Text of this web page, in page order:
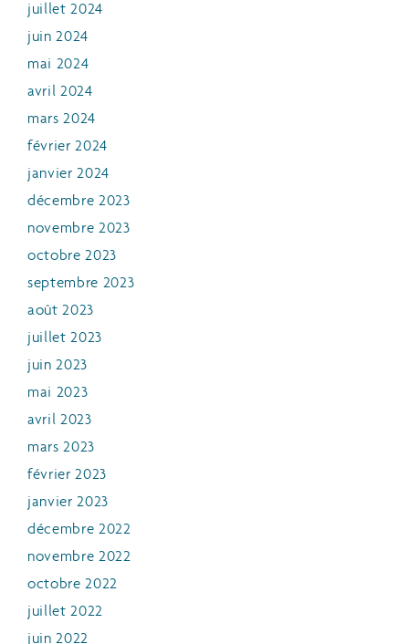
juillet 2024
juin 2024
mai 2024
avril 2024
mars 2024
février 2024
janvier 2024
décembre 2023
novembre 2023
octobre 2023
septembre 2023
août 2023
juillet 2023
juin 2023
mai 2023
avril 2023
mars 2023
février 2023
janvier 2023
décembre 2022
novembre 2022
octobre 2022
juillet 2022
juin 2022